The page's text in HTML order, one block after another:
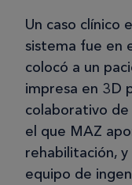
Un caso clínico
sistema fue en
colocó a un
impresa en 3D
colaborativo de
el que MAZ
rehabilitación,
equipo de